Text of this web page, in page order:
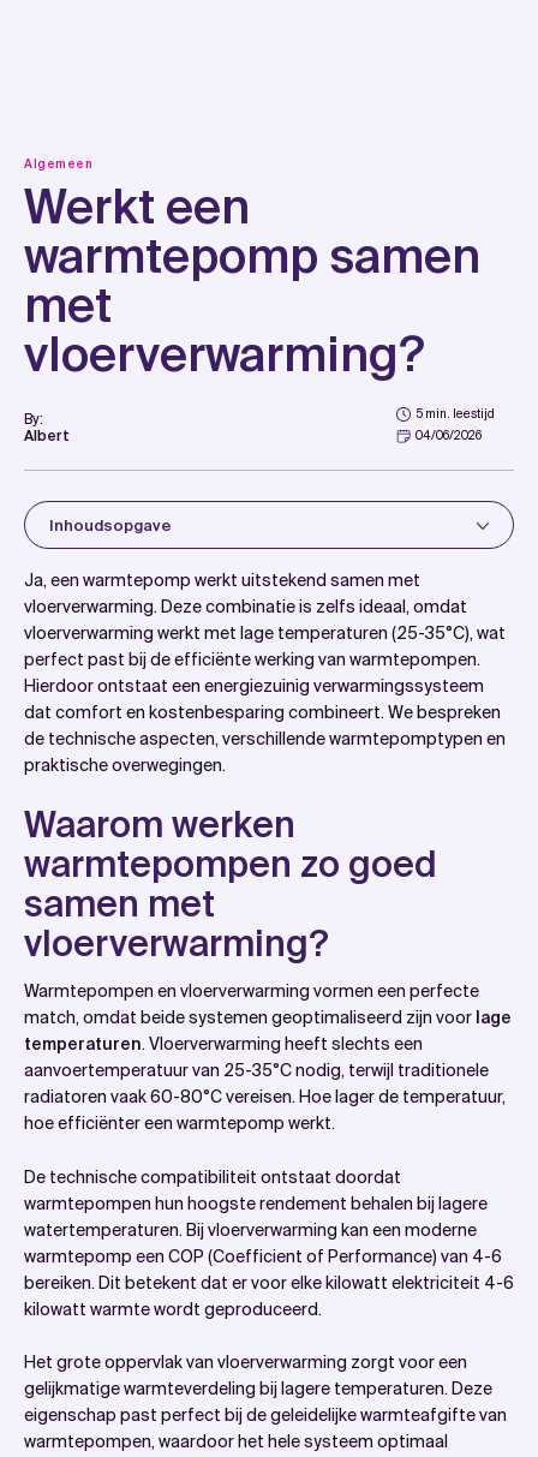
Algemeen
Werkt een
warmtepomp samen
met
vloerverwarming?
By:
Albert
5 min. leestijd
04/06/2026
Inhoudsopgave
Waarom werken warmtepompen zo goed samen met
vloerverwarming?
Welke soorten warmtepompen kun je combineren
met vloerverwarming?
Wat zijn de voordelen van een warmtepomp met
vloerverwarming?
Welke nadelen moet je overwegen bij deze
Hoe WattSlimmer helpt met de installatie van
warmtepomp en vloerverwarming
Veelgestelde vragen
Ja, een warmtepomp werkt uitstekend samen met
vloerverwarming. Deze combinatie is zelfs ideaal, omdat
vloerverwarming werkt met lage temperaturen (25-35°C), wat
perfect past bij de efficiënte werking van warmtepompen.
Hierdoor ontstaat een energiezuinig verwarmingssysteem
dat comfort en kostenbesparing combineert. We bespreken
de technische aspecten, verschillende warmtepomptypen en
praktische overwegingen.
Waarom werken
warmtepompen zo goed
samen met
vloerverwarming?
Warmtepompen en vloerverwarming vormen een perfecte
match, omdat beide systemen geoptimaliseerd zijn voor lage
temperaturen. Vloerverwarming heeft slechts een
aanvoertemperatuur van 25-35°C nodig, terwijl traditionele
radiatoren vaak 60-80°C vereisen. Hoe lager de temperatuur,
hoe efficiënter een warmtepomp werkt.
De technische compatibiliteit ontstaat doordat
warmtepompen hun hoogste rendement behalen bij lagere
watertemperaturen. Bij vloerverwarming kan een moderne
warmtepomp een COP (Coefficient of Performance) van 4-6
bereiken. Dit betekent dat er voor elke kilowatt elektriciteit 4-6
kilowatt warmte wordt geproduceerd.
Het grote oppervlak van vloerverwarming zorgt voor een
gelijkmatige warmteverdeling bij lagere temperaturen. Deze
eigenschap past perfect bij de geleidelijke warmteafgifte van
warmtepompen, waardoor het hele systeem optimaal